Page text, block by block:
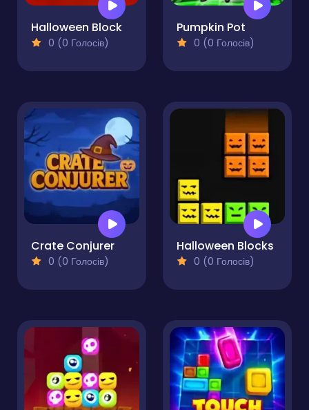
Halloween Block
0 (0 Голосів)
Pumpkin Pot
0 (0 Голосів)
Crate Conjurer
0 (0 Голосів)
Halloween Blocks
0 (0 Голосів)